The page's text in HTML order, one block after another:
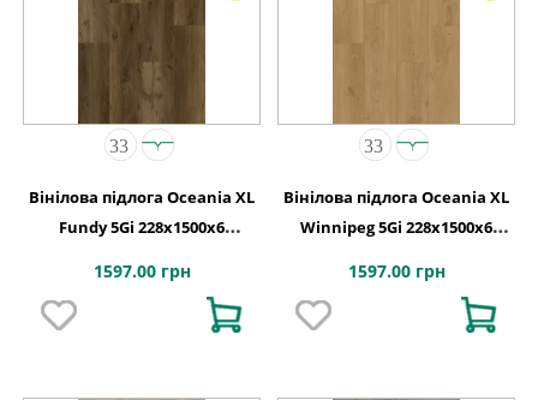
Вінілова підлога Oceania XL
Fundy 5Gi 228x1500х6
1597.00 грн
Вінілова підлога Oceania XL
Winnipeg 5Gi 228x1500х6
1597.00 грн